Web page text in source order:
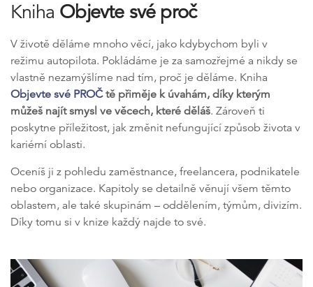
Kniha Objevte své proč
V životě děláme mnoho věcí, jako kdybychom byli v
režimu autopilota. Pokládáme je za samozřejmé a nikdy se
vlastně nezamýšlíme nad tím, proč je děláme. Kniha
Objevte své PROČ tě přiměje k úvahám, díky kterým
můžeš najít smysl ve věcech, které děláš. Zároveň ti
poskytne příležitost, jak změnit nefungující způsob života v
kariérní oblasti.
Oceníš ji z pohledu zaměstnance, freelancera, podnikatele
nebo organizace. Kapitoly se detailně věnují všem těmto
oblastem, ale také skupinám – oddělením, týmům, divizím.
Díky tomu si v knize každý najde to své.